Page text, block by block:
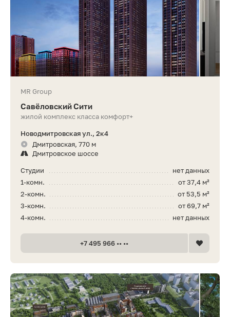
MR Group
Савёловский Сити
жилой комплекс класса комфорт+
Новодмитровская ул., 2к4
Дмитровская, 770 м
Дмитровское шоссе
нет данных
Студии
от 37,4 м²
1-комн.
от 53,5 м²
2-комн.
от 69,7 м²
3-комн.
нет данных
4-комн.
+7 495 966 •• ••